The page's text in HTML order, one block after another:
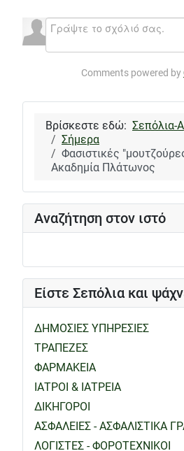
Αναζήτηση στον ιστό
Είστε Σεπόλια και
ΔΗΜΟΣΙΕΣ ΥΠΗΡΕΣΙΕΣ
ΤΡΑΠΕΖΕΣ
ΦΑΡΜΑΚΕΙΑ
ΙΑΤΡΟΙ & ΙΑΤΡΕΙΑ
ΔΙΚΗΓΟΡΟΙ
ΑΣΦΑΛΕΙΕΣ - ΑΣΦΑΛΙΣΤΙΚΑ
ΛΟΓΙΣΤΕΣ - ΦΟΡΟΤΕΧΝΙΚΟΙ
Comments powered by
Βρίσκεστε εδώ: Σεπόλια-
Σήμερα
Φασιστικές
Ακαδημία Πλάτωνος